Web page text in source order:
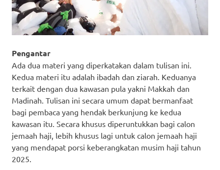
Pengantar
Ada dua materi yang diperkatakan dalam tulisan ini.
Kedua materi itu adalah ibadah dan ziarah. Keduanya
terkait dengan dua kawasan pula yakni Makkah dan
Madinah. Tulisan ini secara umum dapat bermanfaat
bagi pembaca yang hendak berkunjung ke kedua
kawasan itu. Secara khusus diperuntukkan bagi calon
jemaah haji, lebih khusus lagi untuk calon jemaah haji
yang mendapat porsi keberangkatan musim haji tahun
2025.